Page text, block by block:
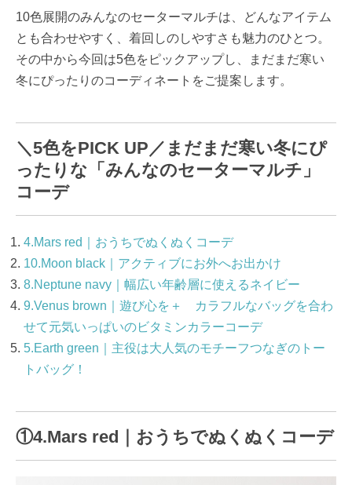
10色展開のみんなのセーターマルチは、どんなアイテム
とも合わせやすく、着回しのしやすさも魅力のひとつ。
その中から今回は5色をピックアップし、まだまだ寒い
冬にぴったりのコーディネートをご提案します。
＼5色をPICK UP／まだまだ寒い冬にぴ
ったりな「みんなのセーターマルチ」
コーデ
4.Mars red｜おうちでぬくぬくコーデ
10.Moon black｜アクティブにお外へお出かけ
8.Neptune navy｜幅広い年齢層に使えるネイビー
9.Venus brown｜遊び心を＋ カラフルなバッグを合わ
せて元気いっぱいのビタミンカラーコーデ
5.Earth green｜主役は大人気のモチーフつなぎのトー
トバッグ！
①4.Mars red｜おうちでぬくぬくコーデ